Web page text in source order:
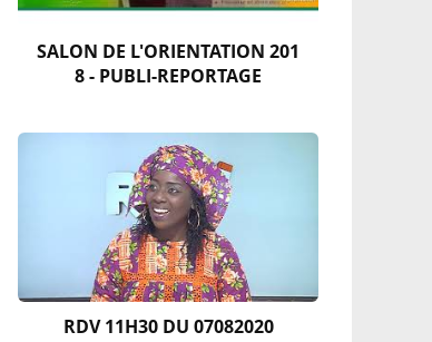
SALON DE L'ORIENTATION 201
8 - PUBLI-REPORTAGE
RDV 11H30 DU 07082020